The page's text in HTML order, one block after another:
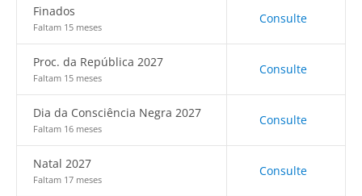
Finados
Faltam 15 meses
Consulte
Proc. da República 2027
Faltam 15 meses
Consulte
Dia da Consciência Negra 2027
Faltam 16 meses
Consulte
Natal 2027
Faltam 17 meses
Consulte